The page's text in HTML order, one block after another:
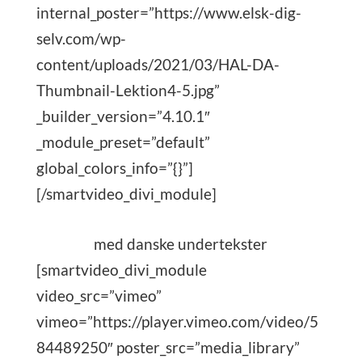
internal_poster=”https://www.elsk-dig-
selv.com/wp-
content/uploads/2021/03/HAL-DA-
Thumbnail-Lektion4-5.jpg”
_builder_version=”4.10.1″
_module_preset=”default”
global_colors_info=”{}”]
[/smartvideo_divi_module]
med danske undertekster
[smartvideo_divi_module
video_src=”vimeo”
vimeo=”https://player.vimeo.com/video/5
84489250″ poster_src=”media_library”